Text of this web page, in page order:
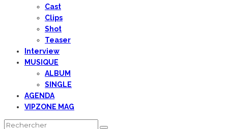
Cast
Clips
Shot
Teaser
Interview
MUSIQUE
ALBUM
SINGLE
AGENDA
VIPZONE MAG